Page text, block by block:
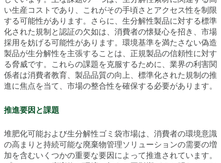
い生産コストであり、これがその手頃さとアクセス性を制限
する可能性があります。さらに、生分解性製品に対する標準
化された規制と認証の欠如は、消費者の懐疑心を招き、市場
採用を妨げる可能性があります。環境基準を満たさない偽造
製品が生分解性を主張することは、正規製品の信頼性に対す
る脅威です。これらの課題を克服するために、業界の利害関
係者は消費者教育、製品品質の向上、標準化された規制の推
進に焦点を当て、市場の整合性を確保する必要があります。
推進要因と課題
堆肥化可能および生分解性ゴミ袋市場は、消費者の環境意識
の高まりと持続可能な廃棄物管理ソリューションの需要の増
加を含むいくつかの重要な要因によって推進されています。